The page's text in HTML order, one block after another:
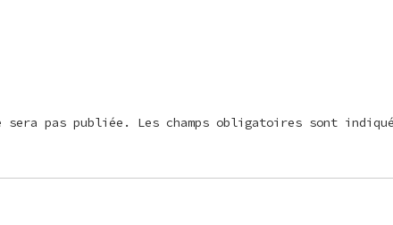
sera pas publiée. Les champs obligatoires sont